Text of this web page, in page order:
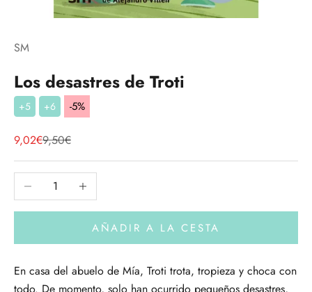
SM
Los desastres de Troti
+5 +6 -5%
Precio de oferta
9,02€Precio normal
9,50€
Reducir cantidadAumentar cantidad
AÑADIR A LA CESTA
En casa del abuelo de Mía, Troti trota, tropieza y choca con